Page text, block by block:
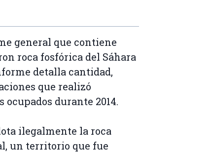
general que contiene
roca fosfórica del Sáhara
detalla cantidad,
que realizó
durante 2014.
ilegalmente la roca
un territorio que fue